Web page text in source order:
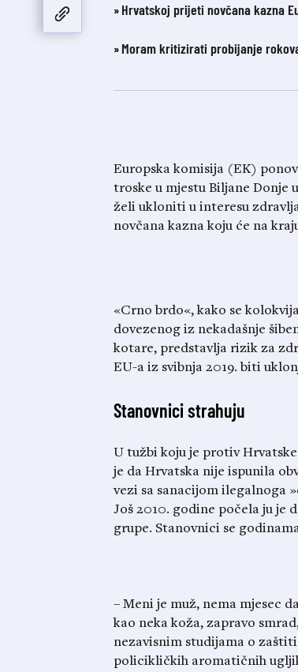
Hrvatskoj prijeti novčana kazna
Moram kritizirati probijanje
Europska komisija (EK)
troske u mjestu Biljane Donje
želi ukloniti u interesu
novčana kazna koju će na
«Crno brdo«, kako se
dovezenog iz nekadašnje
kotare, predstavlja rizik za
EU-a iz svibnja 2019. biti
Stanovnici strahuju
U tužbi koju je protiv
je da Hrvatska nije ispunila
vezi sa sanacijom ilegalnoga
Još 2010. godine počela ju je
grupe. Stanovnici se
– Meni je muž, nema mjesec
kao neka koža, zapravo
nezavisnim studijama o
policikličkih aromatičnih